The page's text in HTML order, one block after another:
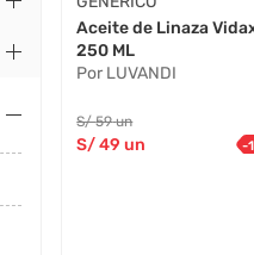
Aceite de Linaza
250 ML
Por LUVANDI
S/59 un
S/49 un -